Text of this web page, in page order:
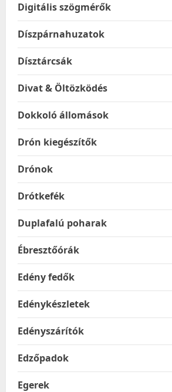
Digitális szögmérők
Díszpárnahuzatok
Dísztárcsák
Divat & Öltözködés
Dokkoló állomások
Drón kiegészítők
Drónok
Drótkefék
Duplafalú poharak
Ébresztőórák
Edény fedők
Edénykészletek
Edényszárítók
Edzőpadok
Egerek